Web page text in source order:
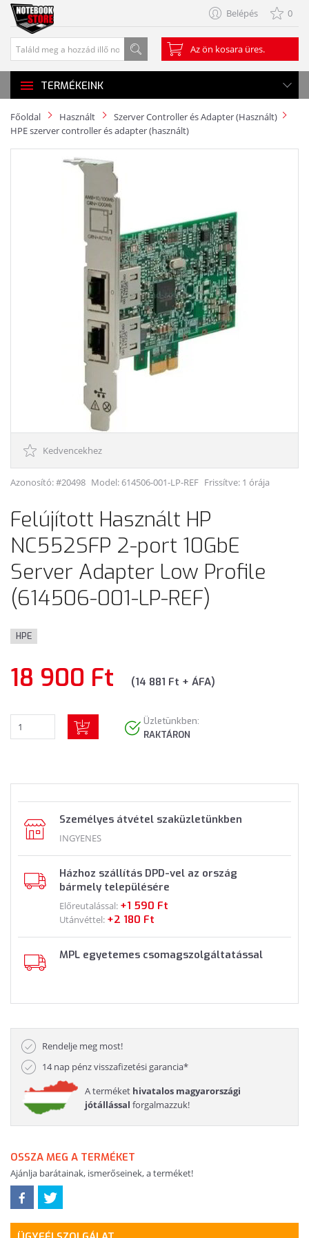
Belépés 0
Az ön kosara üres.
TERMÉKEINK
Főoldal Használt
Szerver Controller és Adapter (Használt)
HPE szerver controller és adapter (használt)
Kedvencekhez
Azonosító: #20498 Model:614506-001-LP-REF Frissítve: 1 órája
Felújított Használt HP
NC552SFP 2-port 10GbE
Server Adapter Low Profile
(614506-001-LP-REF)
HPE
18 900 Ft (14 881 Ft + ÁFA)
Üzletünkben:
RAKTÁRON
Személyes átvétel szaküzletünkben
INGYENES
Házhoz szállítás DPD-vel az ország
bármely településére
Előreutalással: +1 590 Ft
Utánvéttel: +2 180 Ft
MPL egyetemes csomagszolgáltatással
Rendelje meg most!
14 nap pénz visszafizetési garancia*
A terméket hivatalos magyarországi
jótállással forgalmazzuk!
OSSZA MEG A TERMÉKET
Ajánlja barátainak, ismerőseinek, a terméket!